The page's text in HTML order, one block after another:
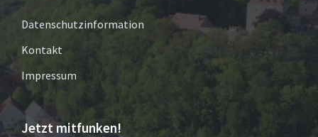
Datenschutzinformation
Kontakt
Impressum
Jetzt mitfunken!